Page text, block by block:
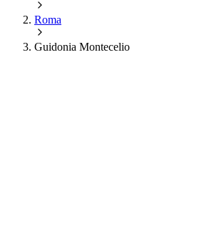
Roma
Guidonia Montecelio